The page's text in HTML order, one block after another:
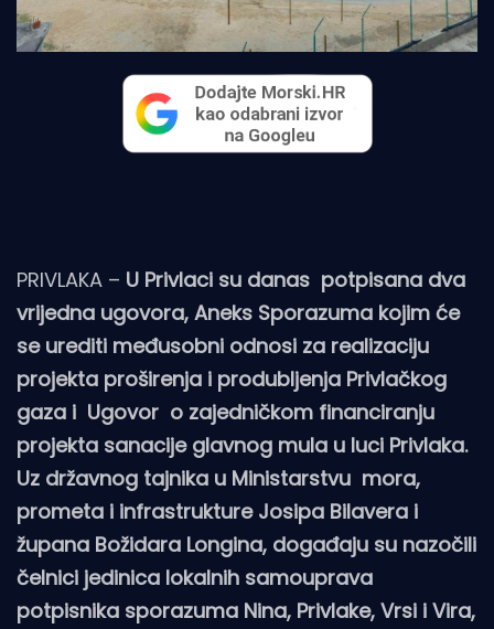
PRIVLAKA – U Privlaci su danas potpisana dva
vrijedna ugovora, Aneks Sporazuma kojim će
se urediti međusobni odnosi za realizaciju
projekta proširenja i produbljenja Privlačkog
gaza i Ugovor o zajedničkom financiranju
projekta sanacije glavnog mula u luci Privlaka.
Uz državnog tajnika u Ministarstvu mora,
prometa i infrastrukture Josipa Bilavera i
župana Božidara Longina, događaju su nazočili
čelnici jedinica lokalnih samouprava
potpisnika sporazuma Nina, Privlake, Vrsi i Vira,